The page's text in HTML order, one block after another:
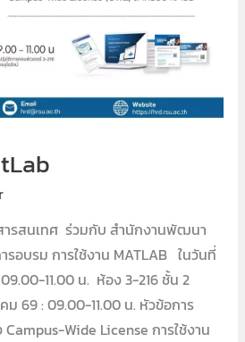
ารสนเทศ ร่วมกับ สำนักงานพัฒนา
อบรม การใช้งาน MATLAB ในวันที่
11.00 น. ห้อง 3-216 ชั้น 2
ม 69 : 09.00-11.00 น. หัวข้อการ
Wide License การใช้งาน